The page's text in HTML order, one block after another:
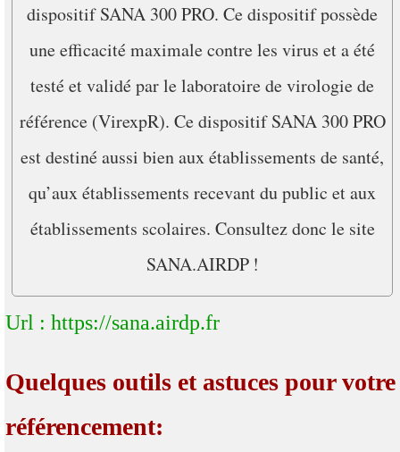
dispositif SANA 300 PRO. Ce dispositif possède
une efficacité maximale contre les virus et a été
testé et validé par le laboratoire de virologie de
référence (VirexpR). Ce dispositif SANA 300 PRO
est destiné aussi bien aux établissements de santé,
qu’aux établissements recevant du public et aux
établissements scolaires. Consultez donc le site
SANA.AIRDP !
Url : https://sana.airdp.fr
Quelques outils et astuces pour votre
référencement: